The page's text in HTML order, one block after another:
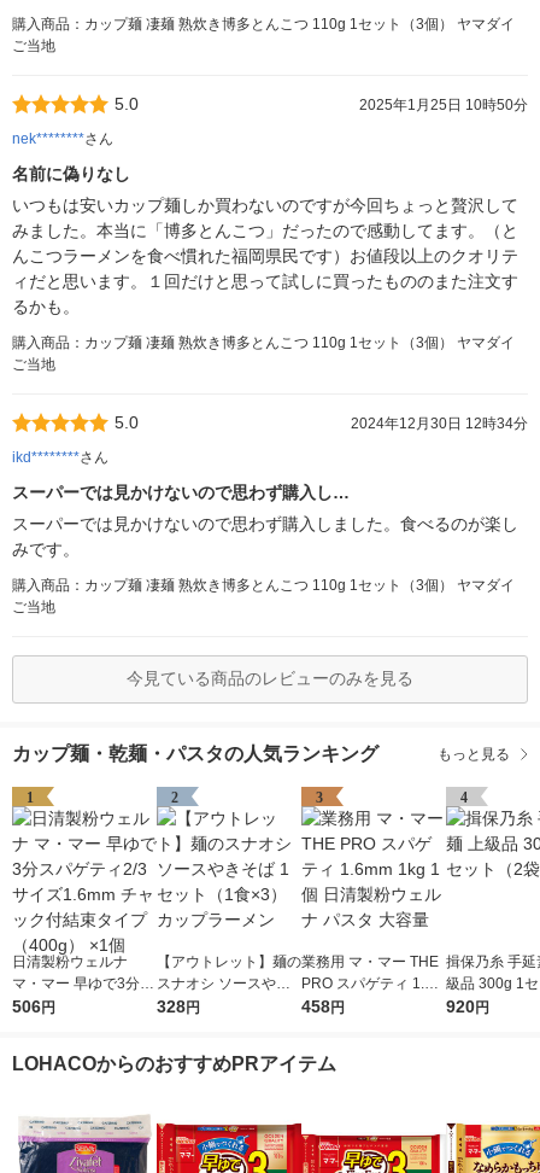
購入商品：カップ麺 凄麺 熟炊き博多とんこつ 110g 1セット（3個） ヤマダイ
ご当地
5.0
2025年1月25日 10時50分
nek********さん
名前に偽りなし
いつもは安いカップ麺しか買わないのですが今回ちょっと贅沢して
みました。本当に「博多とんこつ」だったので感動してます。（と
んこつラーメンを食べ慣れた福岡県民です）お値段以上のクオリテ
ィだと思います。１回だけと思って試しに買ったもののまた注文す
るかも。
購入商品：カップ麺 凄麺 熟炊き博多とんこつ 110g 1セット（3個） ヤマダイ
ご当地
5.0
2024年12月30日 12時34分
ikd********さん
スーパーでは見かけないので思わず購入し…
スーパーでは見かけないので思わず購入しました。食べるのが楽し
みです。
購入商品：カップ麺 凄麺 熟炊き博多とんこつ 110g 1セット（3個） ヤマダイ
ご当地
今見ている商品のレビューのみを見る
カップ麺・乾麺・パスタの人気ランキング もっと見る
1
日清製粉ウェルナ
マ・マー 早ゆで3分ス
パゲティ2/3サイズ1.6
506円
2
【アウトレット】麺の
スナオシ ソースやき
そば 1セット（1食×
328円
3
業務用 マ・マー THE
PRO スパゲティ 1.6m
m 1kg 1個 日清製粉ウ
458円
4
揖保乃糸 手延
級品 300g 1
袋）
920円
LOHACOからのおすすめPRアイテム